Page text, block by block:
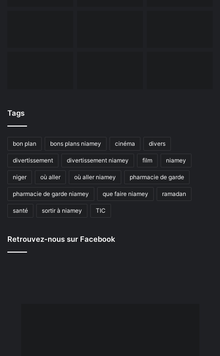
Tags
bon plan bons plans niamey cinéma divers
divertissement divertissement niamey film niamey
niger où aller où aller niamey pharmacie de garde
pharmacie de garde niamey que faire niamey ramadan
santé sortir à niamey TIC
Retrouvez-nous sur Facebook